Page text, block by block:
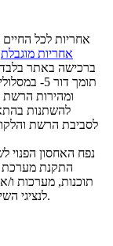
אחריות לכל
אחריות מוגבלת
ברכישה באתר בלבד
להשתנות
לסביבת הרשת
נפח האחסון הפנוי
התקנת מערכת
תוכנות, מערכות ו/
לנציגי השירות של פלאפון או לאתר היצרן או ליצרן או ליבואן.